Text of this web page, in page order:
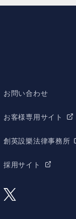
お問い合わせ
お客様専用サイト
創英設樂法律事務所
採用サイト